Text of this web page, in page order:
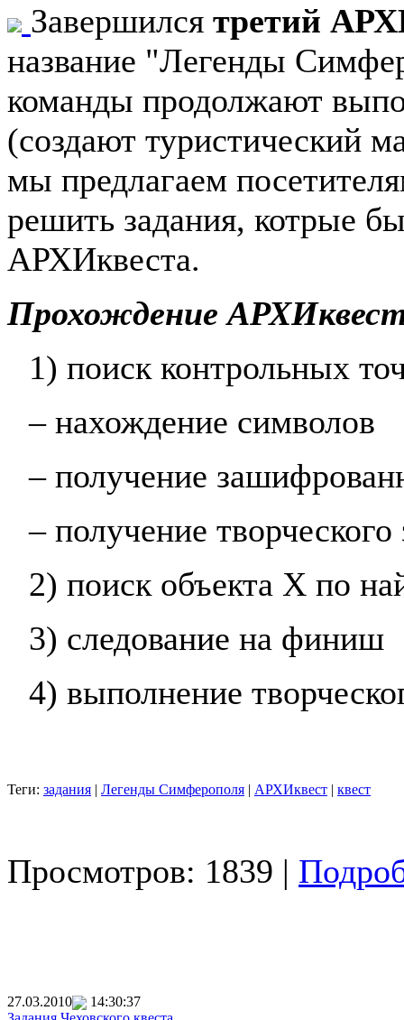
Завершился третий
название "Легенды
команды продолжают
(создают туристический
мы предлагаем
решить задания, котрые
АРХИквеста.
Прохождение
1) поиск контрольных
– нахождение символов
– получение
– получение творческого
2) поиск объекта Х по
3) следование на финиш
4) выполнение
Теги: задания | Легенды Симферополя | АРХИквест | квест
Просмотров: 1839 |
27.03.2010
14:30:37